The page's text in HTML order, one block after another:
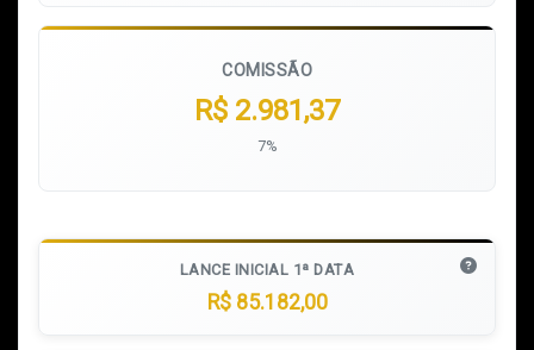
COMISSÃO
R$ 2.981,37
7%
LANCE INICIAL 1ª DATA
R$ 85.182,00